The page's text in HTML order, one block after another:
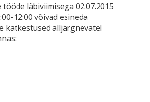
läbiviimisega 02.07.2015
12:00 võivad esineda
katkestused alljärgnevatel